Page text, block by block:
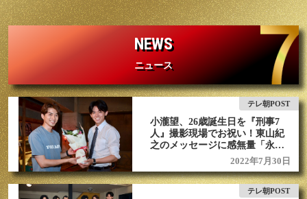
NEWS
ニュース
テレ朝POST
小瀧望、26歳誕生日を『刑事7
人』撮影現場でお祝い！東山紀
之のメッセージに感無量「永久
2022年7月30日
テレ朝POST